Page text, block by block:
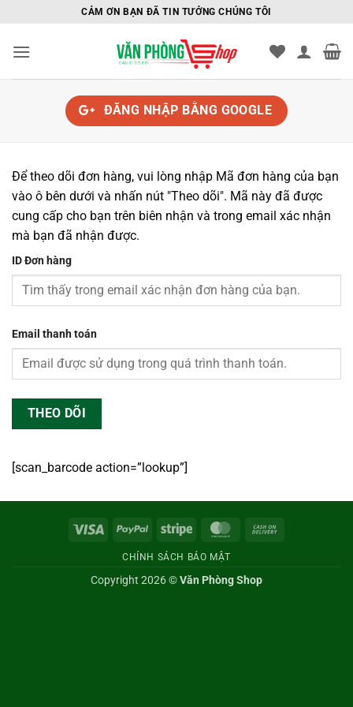
nội
CẢM ƠN BẠN ĐÃ TIN TƯỞNG CHÚNG TÔI
ĐĂNG NHẬP BẰNG GOOGLE
Để theo dõi đơn hàng, vui lòng nhập Mã đơn hàng của bạn
vào ô bên dưới và nhấn nút "Theo dõi". Mã này đã được
cung cấp cho bạn trên biên nhận và trong email xác nhận
mà bạn đã nhận được.
ID Đơn hàng
Email thanh toán
THEO DÕI
[scan_barcode action=”lookup”]
Visa PayPal Stripe MasterCard
CHÍNH SÁCH BẢO MẬT
Copyright 2026 ©Văn Phòng Shop